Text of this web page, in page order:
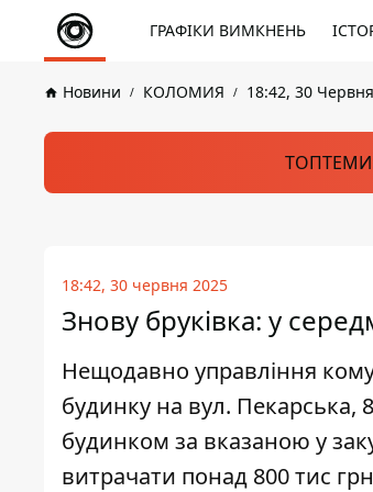
ГРАФІКИ ВИМКНЕНЬ
Новини КОЛОМИЯ 18:42, 30
18:42, 30 червня 2025
Знову бруківка: у
Нещодавно управління
будинку на вул. Пекарська,
будинком за вказаною у
витрачати понад 800 тис